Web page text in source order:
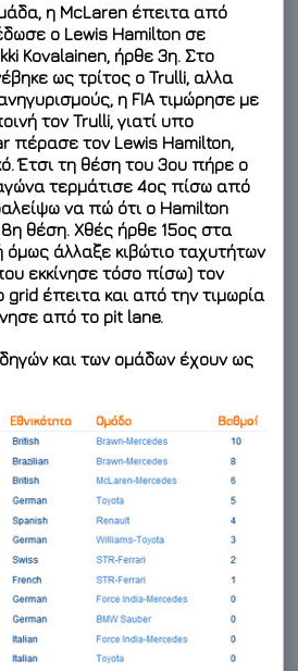
η McLaren έπειτα από
ο Lewis Hamilton σε
Kovalainen, ήρθε 3η. Στο
ως τρίτος ο Trulli, αλλα
η FIA τιμώρησε με
τον Trulli, γιατί υπο
πέρασε τον Lewis Hamilton,
Έτσι τη θέση του 3ου πήρε ο
τερμάτισε 4ος πίσω από
να πώ ότι ο Hamilton
θέση. Χθές ήρθε 15ος στα
όμως άλλαξε κιβώτιο ταχυτήτων
εκκίνησε τόσο πίσω) τον
grid έπειτα και από την τιμωρία
από το pit lane.
και των ομάδων έχουν ως